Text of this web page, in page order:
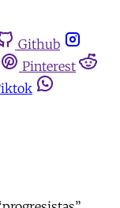
Github
Pinterest